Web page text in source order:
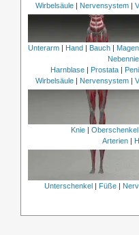
Wirbelsäule
Nervensystem
Unterarm| Hand Bauch| Magen
Harnblase| Prostata|
Wirbelsäule
Nervensystem
Knie | Oberschenkel
Arterien |
Unterschenkel| Füße|